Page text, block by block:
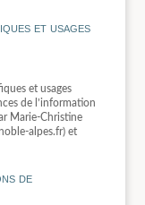
et usages
et usages
de l’information
Marie-Christine
alpes.fr) et
de